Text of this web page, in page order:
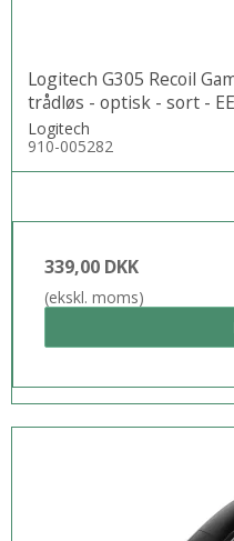
Logitech G305 Recoil
trådløs - optisk - sort -
Logitech
910-005282
339,00 DKK
(ekskl. moms)